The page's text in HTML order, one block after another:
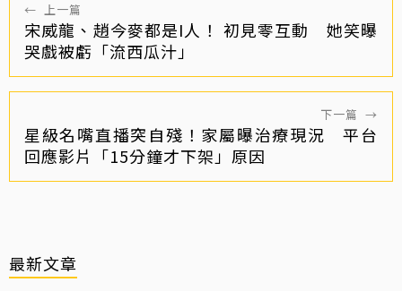
← 上一篇
宋威龍、趙今麥都是I人！ 初見零互動 她笑曝
哭戲被虧「流西瓜汁」
下一篇 →
星級名嘴直播突自殘！家屬曝治療現況 平台
回應影片「15分鐘才下架」原因
最新文章